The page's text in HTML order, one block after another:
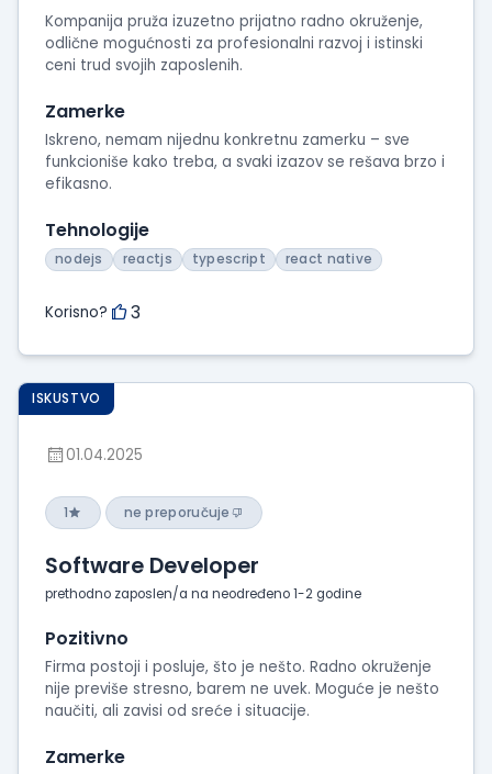
Kompanija pruža izuzetno prijatno radno okruženje,
odlične mogućnosti za profesionalni razvoj i istinski
ceni trud svojih zaposlenih.
Zamerke
Iskreno, nemam nijednu konkretnu zamerku – sve
funkcioniše kako treba, a svaki izazov se rešava brzo i
efikasno.
Tehnologije
nodejs reactjs typescript react native
Korisno? 3
ISKUSTVO
01.04.2025
1 ne preporučuje
Software Developer
prethodno zaposlen/a na neodređeno 1-2 godine
Pozitivno
Firma postoji i posluje, što je nešto. Radno okruženje
nije previše stresno, barem ne uvek. Moguće je nešto
naučiti, ali zavisi od sreće i situacije.
Zamerke